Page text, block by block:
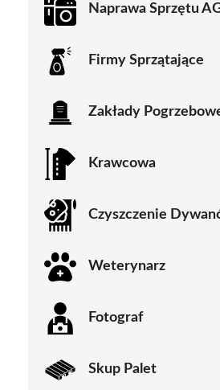
Naprawa Sprzętu
Firmy Sprzątające
Zakłady
Krawcowa
Czyszczenie
Weterynarz
Fotograf
Skup Palet